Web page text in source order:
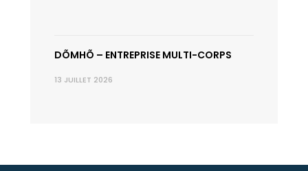
DÕMHÕ – ENTREPRISE MULTI-CORPS
13 JUILLET 2026